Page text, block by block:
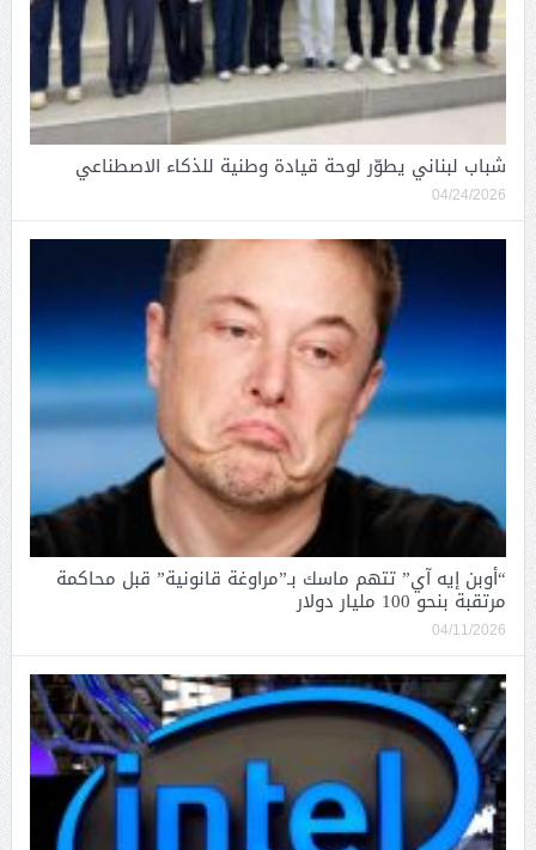
شباب لبناني يطوّر لوحة قيادة وطنية للذكاء الاصطناعي
04/24/2026
“أوبن إيه آي” تتهم ماسك بـ”مراوغة قانونية” قبل محاكمة
مرتقبة بنحو 100 مليار دولار
04/11/2026